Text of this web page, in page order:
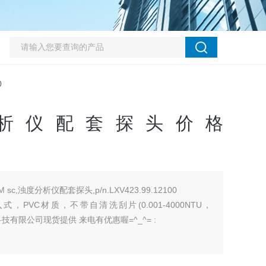
仪配套探头价格
sc,浊度分析仪配套探头,p/n.LXV423.99.12100
，PVC材质，不带自清洗刮片(0.001-4000NTU，
有限公司现货提供 来电有优惠喔=^_^= :